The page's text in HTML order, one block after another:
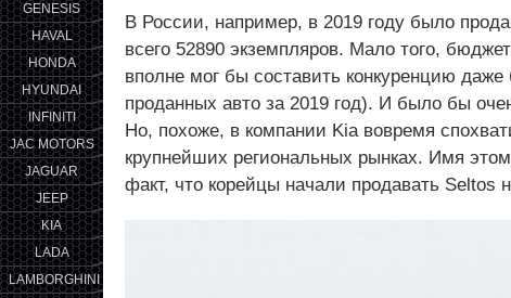
GENESIS
HAVAL
HONDA
HYUNDAI
INFINITI
JAC MOTORS
JAGUAR
JEEP
KIA
LADA
LAMBORGHINI
В России, например, в 2019 году было
всего 52890 экземпляров. Мало того,
вполне мог бы составить конкуренцию
проданных авто за 2019 год). И было бы
Но, похоже, в компании Kia вовремя
крупнейших региональных рынках. Имя
факт, что корейцы начали продавать Seltos